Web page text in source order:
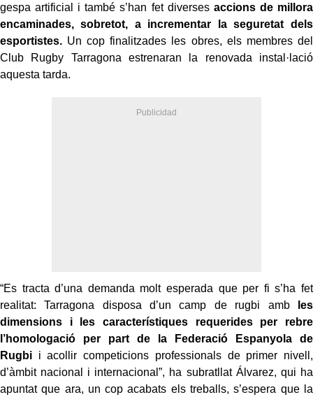
gespa artificial i també s’han fet diverses accions de millora
encaminades, sobretot, a incrementar la seguretat dels
esportistes. Un cop finalitzades les obres, els membres del
Club Rugby Tarragona estrenaran la renovada instal·lació
aquesta tarda.
“Es tracta d’una demanda molt esperada que per fi s’ha fet
realitat: Tarragona disposa d’un camp de rugbi amb
les
dimensions i les característiques requerides per rebre
l’homologació per part de la Federació Espanyola de
Rugbi i acollir competicions professionals de primer nivell,
d’àmbit nacional i internacional”, ha subratllat Álvarez, qui ha
apuntat que ara, un cop acabats els treballs, s’espera que la